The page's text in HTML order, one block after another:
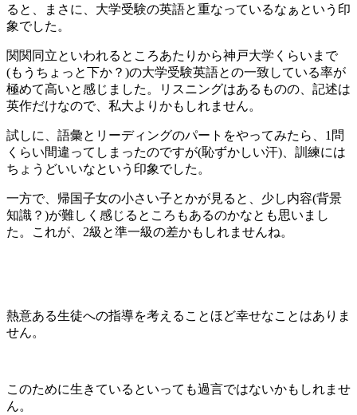
ると、まさに、大学受験の英語と重なっているなぁという印
象でした。
関関同立といわれるところあたりから神戸大学くらいまで
(もうちょっと下か？)の大学受験英語との一致している率が
極めて高いと感じました。リスニングはあるものの、記述は
英作だけなので、私大よりかもしれません。
試しに、語彙とリーディングのパートをやってみたら、1問
くらい間違ってしまったのですが(恥ずかしい汗)、訓練には
ちょうどいいなという印象でした。
一方で、帰国子女の小さい子とかが見ると、少し内容(背景
知識？)が難しく感じるところもあるのかなとも思いまし
た。これが、2級と準一級の差かもしれませんね。
熱意ある生徒への指導を考えることほど幸せなことはありま
せん。
このために生きているといっても過言ではないかもしれませ
ん。